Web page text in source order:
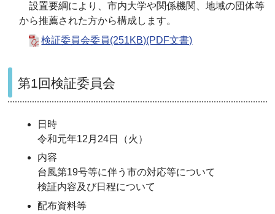
設置要綱により、市内大学や関係機関、地域の団体等
から推薦された方から構成します。
検証委員会委員(251KB)(PDF文書)
第1回検証委員会
日時
令和元年12月24日（火）
内容
台風第19号等に伴う市の対応等について
検証内容及び日程について
配布資料等